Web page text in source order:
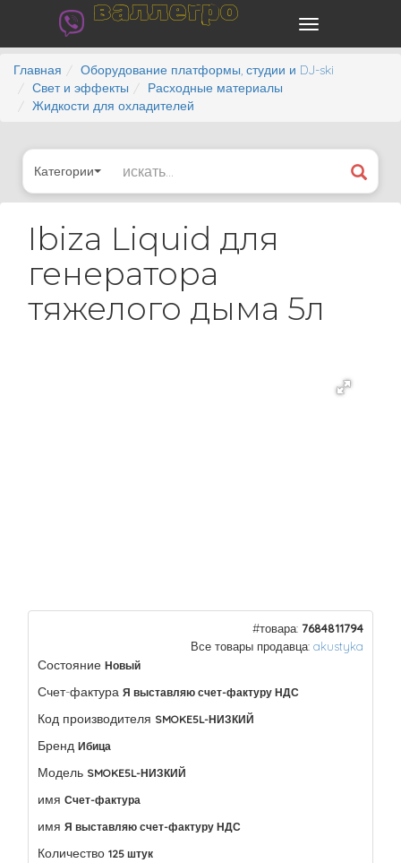
валлегро
Главная
Оборудование платформы, студии и DJ-ski
Свет и эффекты
Расходные материалы
Жидкости для охладителей
Категории
Ibiza Liquid для
генератора
тяжелого дыма 5л
#товара: 7684811794
Все товары продавца: akustyka
Состояние Новый
Счет-фактура Я выставляю счет-фактуру НДС
Код производителя SMOKE5L-НИЗКИЙ
Бренд Ибица
Модель SMOKE5L-НИЗКИЙ
имя Счет-фактура
имя Я выставляю счет-фактуру НДС
Количество 125 штук